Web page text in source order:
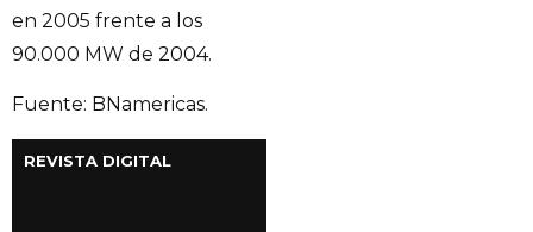
en 2005 frente a los
90.000 MW de 2004.
Fuente: BNamericas.
REVISTA DIGITAL